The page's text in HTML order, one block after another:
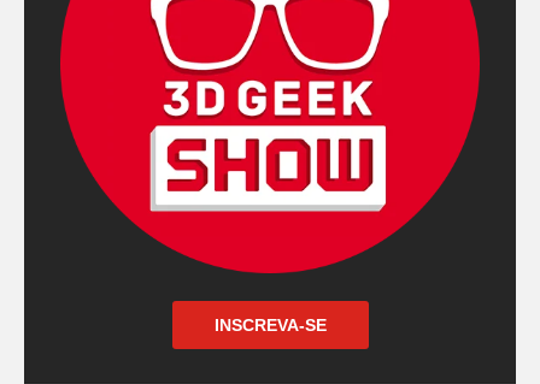
INSCREVA-SE